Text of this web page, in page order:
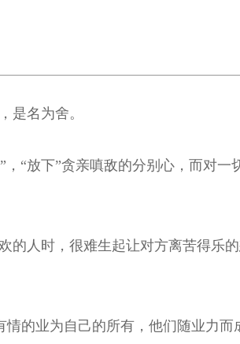
是名为舍。
“放下”贪亲嗔敌的分别心，而对一
的人时，很难生起让对方离苦得乐
的业为自己的所有，他们随业力而